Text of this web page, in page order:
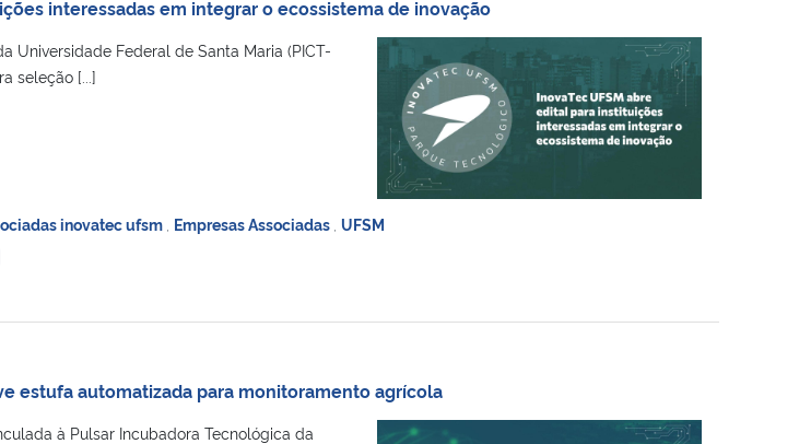
interessadas em integrar o ecossistema de inovação
Universidade Federal de Santa Maria (PICT-
seleção [...]
inovatec ufsm Empresas Associadas UFSM
estufa automatizada para monitoramento agrícola
à Pulsar Incubadora Tecnológica da